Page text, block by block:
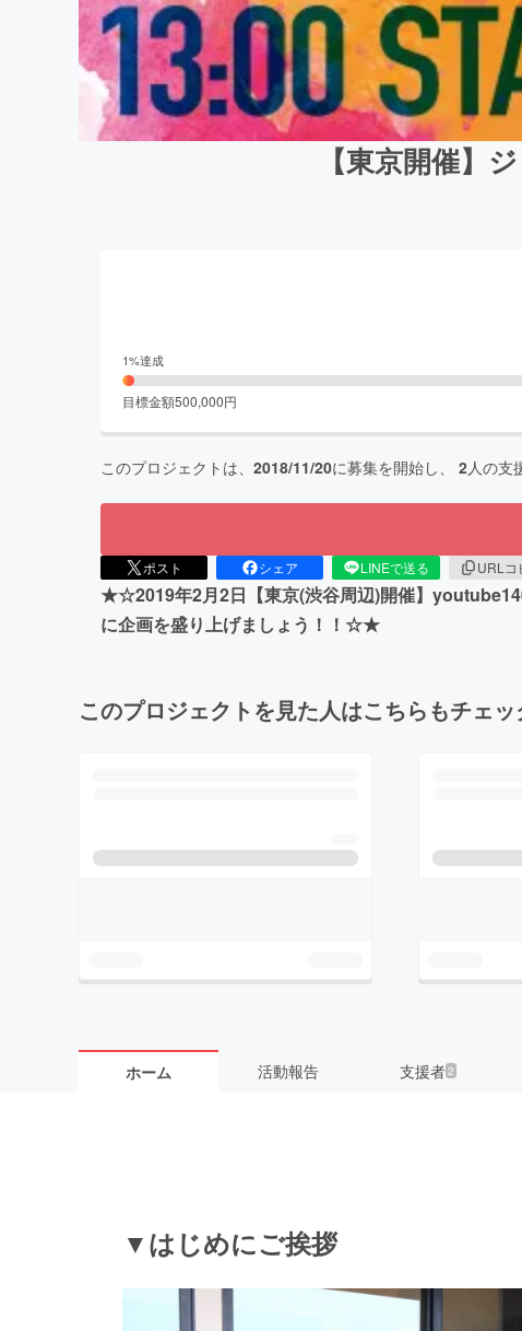
【東京開催】
1%達成
目標金額500,000円
このプロジェクトは、 2018/11/20に募集を開始し、 2人の支
ポスト シェア LINEで送る URLコ
★☆2019年2月2日【東京(渋谷周辺)開催】
に企画を盛り上げましょう！！☆★
このプロジェクトを見た人はこちらもチェ
ホーム 活動報告 支援者2
▼はじめにご挨拶